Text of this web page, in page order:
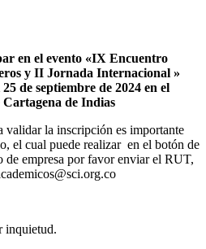
en el evento «IX Encuentro
y II Jornada Internacional »
de septiembre de 2024 en el
de Indias
validar la inscripción es importante
el cual puede realizar en el botón de
de empresa por favor enviar el RUT,
inquietud.